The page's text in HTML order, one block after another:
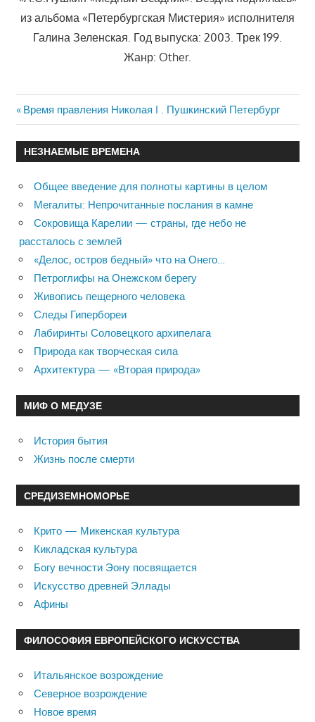
из альбома «Петербургская Мистерия» исполнителя
Галина Зеленская. Год выпуска: 2003. Трек 199.
Жанр: Other.
Навигация
по
записям
Previous
Post:
Время правления Николая I . Пушкинский Петербург
НЕЗНАЕМЫЕ ВРЕМЕНА
Общее введение для полноты картины в целом
Мегалиты: Непрочитанные послания в камне
Сокровища Карелии — страны, где небо не
рассталось с землей
«Делос, остров бедный» что на Онего…
Петроглифы на Онежском берегу
Живопись пещерного человека
Следы Гипербореи
Лабиринты Соловецкого архипелага
Природа как творческая сила
Архитектура — «Вторая природа»
МИФ О МЕДУЗЕ
История бытия
Жизнь после смерти
СРЕДИЗЕМНОМОРЬЕ
Крито — Микенская культура
Кикладская культура
Богу вечности Эону посвящается
Искусство древней Эллады
Афины
ФИЛОСОФИЯ ЕВРОПЕЙСКОГО ИСКУССТВА
Итальянское возрождение
Северное возрождение
Новое время